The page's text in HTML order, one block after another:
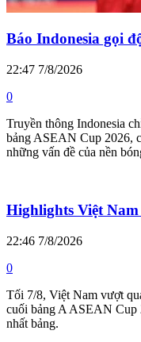
Báo Indonesia gọi
22:47 7/8/2026
0
Truyền thông Indonesia
bảng ASEAN Cup 2026,
những vấn đề của nền
Highlights Việt
22:46 7/8/2026
0
Tối 7/8, Việt Nam vượt
cuối bảng A ASEAN Cup
nhất bảng.